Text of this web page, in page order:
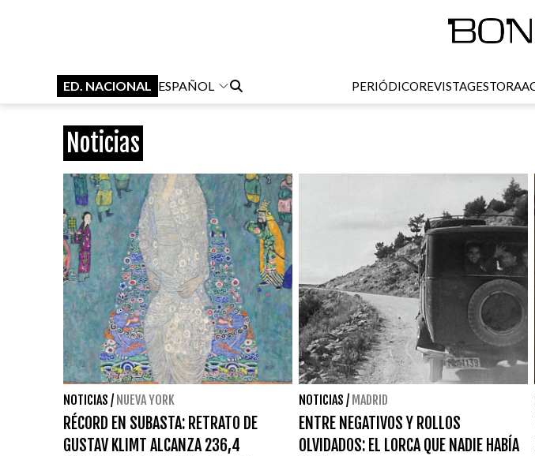
ED. NACIONAL ESPAÑOL PERIÓDICOREVISTAGESTORA
Noticias
NOTICIAS / NUEVA YORK
RÉCORD EN SUBASTA: RETRATO DE
GUSTAV KLIMT ALCANZA 236,4
NOTICIAS / MADRID
ENTRE NEGATIVOS Y ROLLOS
OLVIDADOS: EL LORCA QUE NADIE HABÍA